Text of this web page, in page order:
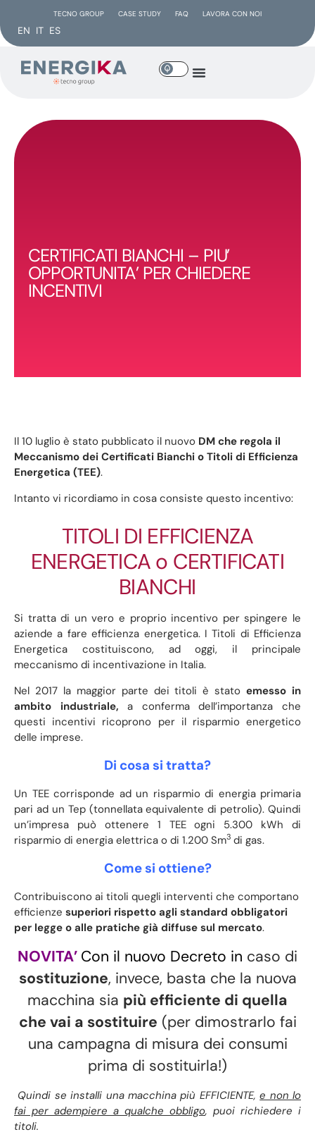
TECNO GROUP CASE STUDY FAQ LAVORA CON NOI
EN IT ES
CERTIFICATI BIANCHI – PIU’
OPPORTUNITA’ PER CHIEDERE
INCENTIVI
Il 10 luglio è stato pubblicato il nuovo DM che regola il
Meccanismo dei Certificati Bianchi o Titoli di Efficienza
Energetica (TEE).
Intanto vi ricordiamo in cosa consiste questo incentivo:
TITOLI DI EFFICIENZA
ENERGETICA o CERTIFICATI
BIANCHI
Si tratta di un vero e proprio incentivo per spingere le
aziende a fare efficienza energetica. I Titoli di Efficienza
Energetica costituiscono, ad oggi, il principale
meccanismo di incentivazione in Italia.
Nel 2017 la maggior parte dei titoli è statoemesso in
ambito industriale,a conferma dell’importanza che
questi incentivi ricoprono per il risparmio energetico
delle imprese.
Di cosa si tratta?
Un TEE corrisponde ad un risparmio di energia primaria
pari ad un Tep (tonnellata equivalente di petrolio). Quindi
un’impresa può ottenere 1 TEE ogni 5.300 kWh di
risparmio di energia elettrica o di 1.200 Sm3 di gas.
Come si ottiene?
Contribuiscono ai titoli quegli interventi che comportano
efficienze superiori rispetto agli standard obbligatori
per legge o alle pratiche già diffuse sul mercato.
NOVITA’ Con il nuovo Decreto in caso di
sostituzione, invece, basta che la nuova
macchina sia più efficiente di quella
che vai a sostituire (per dimostrarlo fai
una campagna di misura dei consumi
prima di sostituirla!)
Quindi se installi una macchina più EFFICIENTE,e non lo
fai per adempiere a qualche obbligo, puoi richiedere i
titoli.